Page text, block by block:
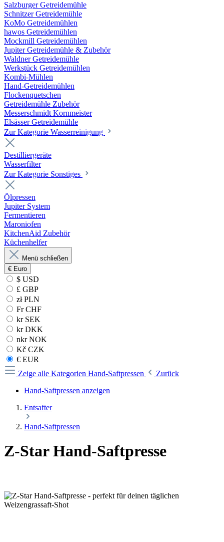
Salzburger Getreidemühle
Schnitzer Getreidemühle
KoMo Getreidemühlen
hawos Getreidemühlen
Mockmill Getreidemühlen
Jupiter Getreidemühle & Zubehör
Waldner Getreidemühle
Werkstück Getreidemühlen
Kombi-Mühlen
Hand-Getreidemühlen
Flockenquetschen
Getreidemühle Zubehör
Messerschmidt Kornmeister
Elsässer Getreidemühle
Zur Kategorie Wasserreinigung
Destilliergeräte
Wasserfilter
Zur Kategorie Sonstiges
Ölpressen
Jupiter System
Fermentieren
Maroniofen
KitchenAid Zubehör
Küchenhelfer
Menü schließen
€ Euro
$ USD
£ GBP
zł PLN
Fr CHF
kr SEK
kr DKK
nkr NOK
Kč CZK
€ EUR
Zeige alle Kategorien Hand-Saftpressen
Zurück
Hand-Saftpressen anzeigen
Entsafter
Hand-Saftpressen
Z-Star Hand-Saftpresse